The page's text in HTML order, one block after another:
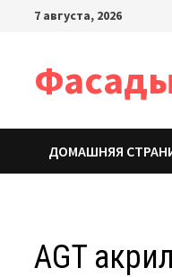
Перейти7 августа, 2026
ДОМАШНЯЯ
AGT